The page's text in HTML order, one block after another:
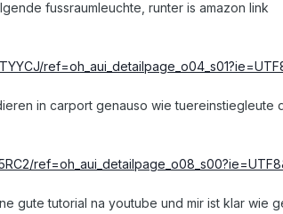
fussraumleuchte, runter is amazon link
in carport genauso wie tuereinstiegleute
gute tutorial na youtube und mir ist klar